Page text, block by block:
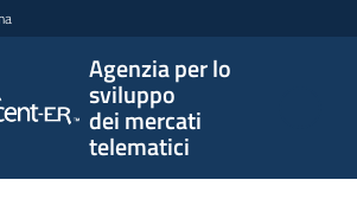
Agenzia per lo
sviluppo
dei mercati
telematici
per lo
sviluppo